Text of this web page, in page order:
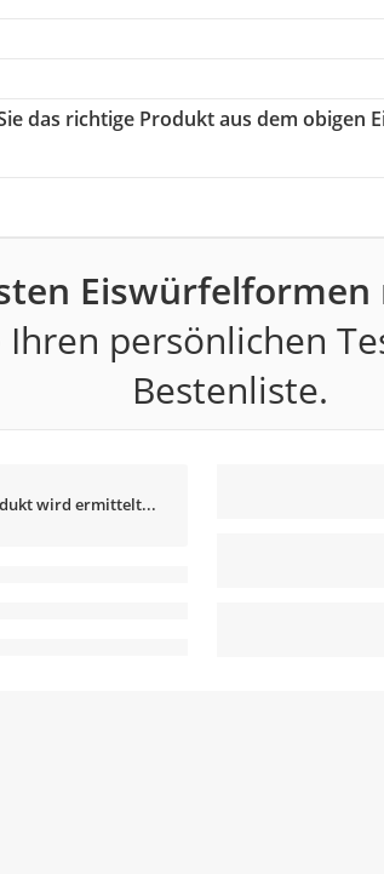
das richtige Produkt aus dem obigen
Eiswürfelformen
Ihren persönlichen
Bestenliste.
wird ermittelt...